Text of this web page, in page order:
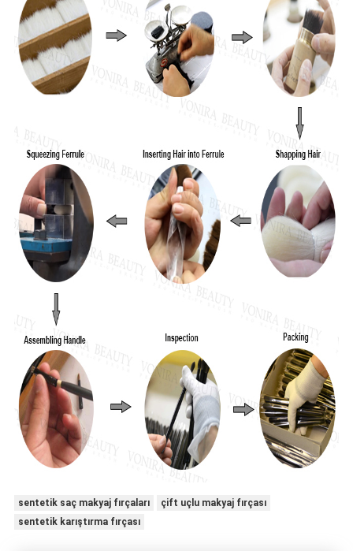
sentetik saç makyaj fırçaları
çift uçlu makyaj fırçası
sentetik karıştırma fırçası